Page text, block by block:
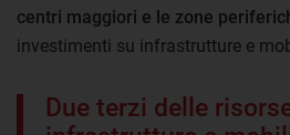
centri maggiori e le zone
investimenti su infrastrutture e
Due terzi delle